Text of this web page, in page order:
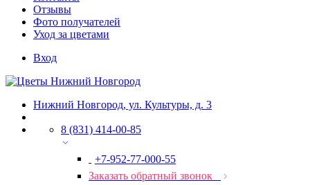
Отзывы
Фото получателей
Уход за цветами
Вход
Нижний Новгород, ул. Культуры, д. 3
8 (831) 414-00-85
+7-952-77-000-55
Заказать обратный звонок